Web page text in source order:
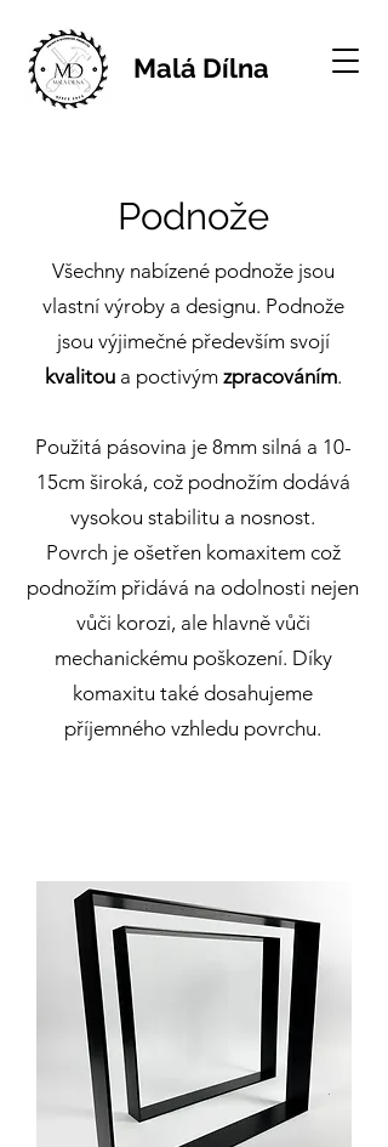
Malá Dílna
Podnože
Všechny nabízené podnože jsou
vlastní výroby a designu. Podnože
jsou výjimečné především svojí
kvalitoua poctivým zpracováním.
Použitá pásovina je 8mm silná a 10-
15cm široká, což podnožím dodává
vysokou stabilitu a nosnost.
Povrch je ošetřen komaxitem což
podnožím přidává na odolnosti nejen
vůči korozi, ale hlavně vůči
mechanickému poškození. Díky
komaxitu také dosahujeme
příjemného vzhledu povrchu.